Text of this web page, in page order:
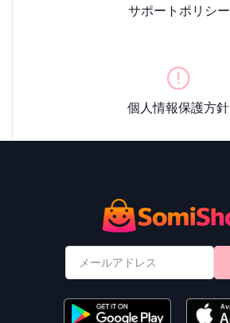
サポートポリシー
個人情報保護方針